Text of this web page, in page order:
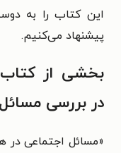
این کتاب را به
پیشنهاد می‌کنیم.
بخشی از کتاب
در بررسی
«مسائل اجتماعی در